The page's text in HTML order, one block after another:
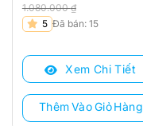
1.080.000₫
Giá
là:
1.080.000 ₫.
Giá
tại
800.000 ₫.
5 Đã bán: 15
Xem Chi Tiết
Thêm Vào Giỏ Hàng